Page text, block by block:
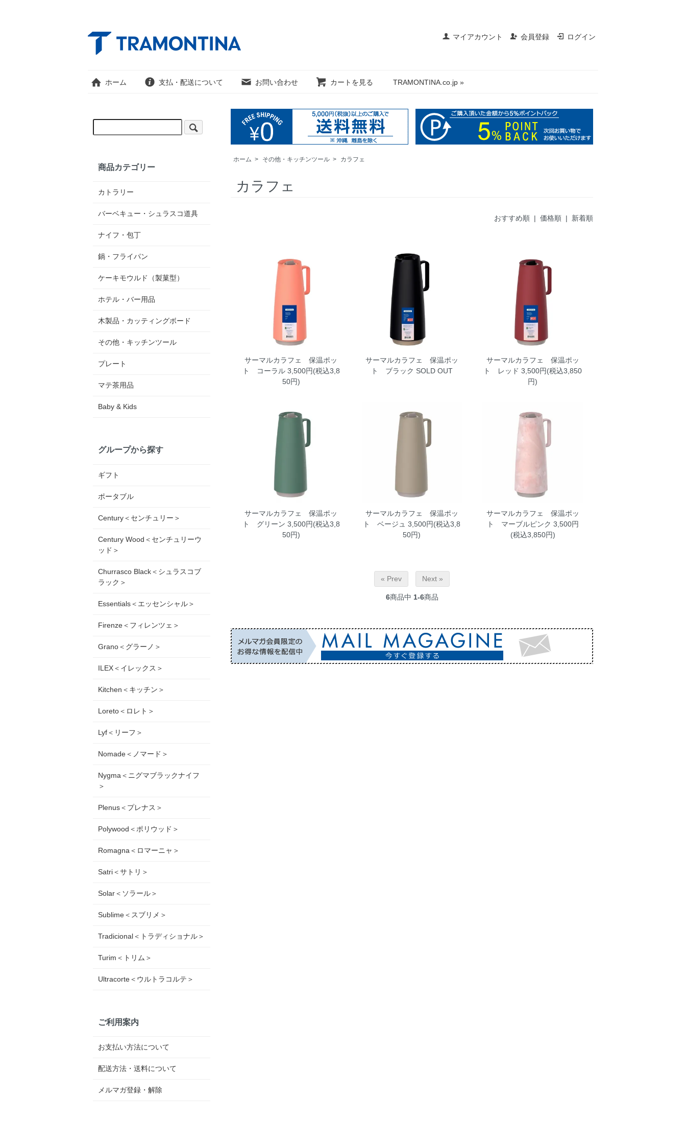
マイアカウント 会員登録 ログイン
ホーム 支払・配送について お問い合わせ カートを見る TRAMONTINA.co.jp »
ホーム > その他・キッチンツール > カラフェ
カラフェ
おすすめ順 | 価格順 | 新着順
サーマルカラフェ 保温ポッ
ト コーラル3,500円(税込3,8
50円)
サーマルカラフェ 保温ポッ
ト ブラック SOLD OUT
サーマルカラフェ 保温ポッ
ト レッド 3,500円(税込3,850
円)
サーマルカラフェ 保温ポッ
ト グリーン 3,500円(税込3,8
50円)
サーマルカラフェ 保温ポッ
ト ベージュ 3,500円(税込3,8
50円)
サーマルカラフェ 保温ポッ
ト マーブルピンク 3,500円
(税込3,850円)
« Prev Next »
6商品中 1-6商品
商品カテゴリー
カトラリー
バーベキュー・シュラスコ道具
ナイフ・包丁
鍋・フライパン
ケーキモウルド（製菓型）
ホテル・バー用品
木製品・カッティングボード
その他・キッチンツール
プレート
マテ茶用品
Baby & Kids
グループから探す
ギフト
ポータブル
Century＜センチュリー＞
Century Wood＜センチュリーウ
ッド＞
Churrasco Black＜シュラスコブ
ラック＞
Essentials＜エッセンシャル＞
Firenze＜フィレンツェ＞
Grano＜グラーノ＞
ILEX＜イレックス＞
Kitchen＜キッチン＞
Loreto＜ロレト＞
Lyf＜リーフ＞
Nomade＜ノマード＞
Nygma＜ニグマブラックナイフ
＞
Plenus＜プレナス＞
Polywood＜ポリウッド＞
Romagna＜ロマーニャ＞
Satri＜サトリ＞
Solar＜ソラール＞
Sublime＜スブリメ＞
Tradicional＜トラディショナル＞
Turim＜トリム＞
Ultracorte＜ウルトラコルテ＞
ご利用案内
お支払い方法について
配送方法・送料について
メルマガ登録・解除